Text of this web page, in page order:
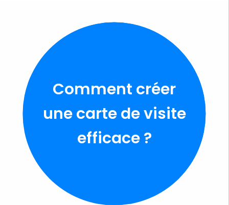
Comment créer
une carte de visite
efficace ?